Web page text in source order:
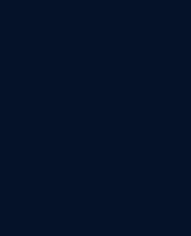
e tij,
një sërë çështjesh
forcimin e zbatimit